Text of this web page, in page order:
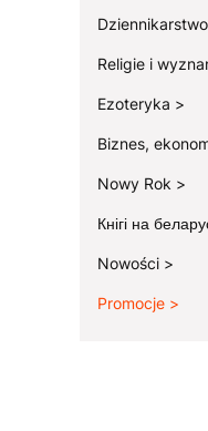
Dziennikarstwo
Religie i
Ezoteryka
Biznes,
Nowy Rok
Кнігі на
Nowości
Promocje